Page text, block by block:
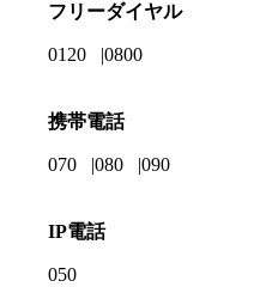
フリーダイヤル
0120 0800
携帯電話
070 080 090
IP電話
050